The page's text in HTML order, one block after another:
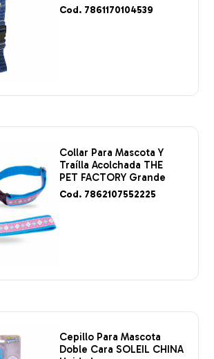
Cod. 7861170104539
Collar Para Mascota Y
Traílla Acolchada THE
PET FACTORY Grande
Cod. 7862107552225
Cepillo Para Mascota
Doble Cara SOLEIL CHINA